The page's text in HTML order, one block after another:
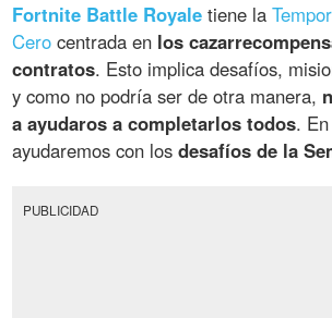
Fortnite Battle Royale tiene la
Cero centrada en los
contratos. Esto implica desafíos,
y como no podría ser de otra manera,
a ayudaros a completarlos todos.
ayudaremos con losdesafíos de la
PUBLICIDAD